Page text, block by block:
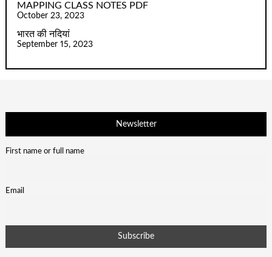
MAPPING CLASS NOTES PDF
October 23, 2023
भारत की नदियां
September 15, 2023
Newsletter
First name or full name
Email